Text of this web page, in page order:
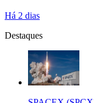
Há 2 dias
Destaques